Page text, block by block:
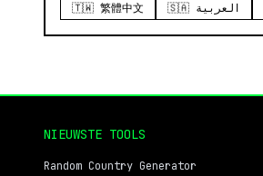
🇹🇼 繁體中文
🇸🇦 العربية
NIEUWSTE TOOLS
Random Country Generator